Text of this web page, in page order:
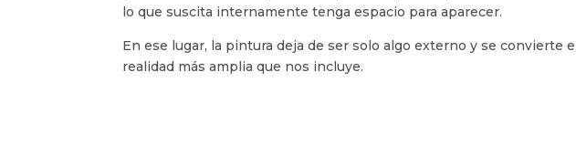
lo que suscita internamente tenga espacio para aparecer.
En ese lugar, la pintura deja de ser solo algo externo y se
realidad más amplia que nos incluye.